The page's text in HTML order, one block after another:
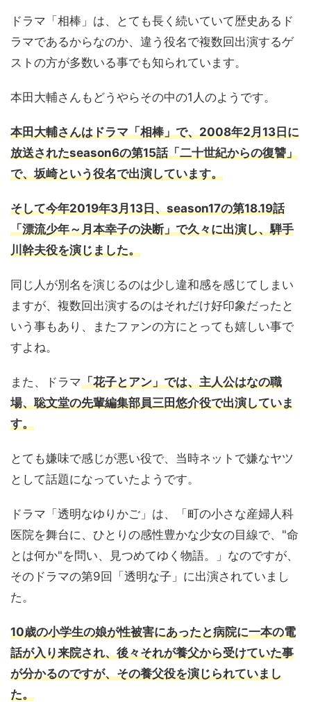
ドラマ「相棒」は、とても長く続いていて歴史あるド
ラマであるからなのか、違う役名で複数回出演するゲ
ストの方が多数いる事でも知られています。
本田大輔さんもどうやらその中の1人のようです。
本田大輔さんはドラマ「相棒」で、2008年2月13日に
放送されたseason6の第15話「二十世紀からの復讐」
で、坂崎という役名で出演しています。
そして今年2019年3月13日、season17の第18.19話
「漂流少年～月本幸子の決断」で久々に出演し、騨手
川幹夫役を演じました。
同じ人が別名を演じるのは少し違和感を感じてしまい
ますが、複数回出演するのはそれだけ好印象だったと
いう事もあり、またファンの方にとっても嬉しい事で
すよね。
また、ドラマ「花子とアン」では、主人公はなの職
場、聡文堂の先輩編集部員三田悠介役で出演していま
す。
とても嫌味で感じが悪い役で、当時ネットで嫌なヤツ
として話題になっていたようです。
ドラマ「透明なゆりかご」は、「町の小さな産婦人科
医院を舞台に、ひとりの感性豊かな少女の目線で、"命
とは何か"を問い、見つめてゆく物語。」なのですが、
そのドラマの第9回「透明な子」に出演されていまし
た。
10歳の小学生の娘が性被害にあったと病院に一本の電
話が入り来院され、後々それが養父から受けていた事
が分かるのですが、その養父役を演じられていまし
た。